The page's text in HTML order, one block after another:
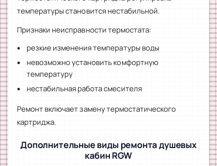
температуры становится нестабильной.
Признаки неисправности термостата:
резкие изменения температуры воды
невозможно установить комфортную
температуру
нестабильная работа смесителя
Ремонт включает замену термостатического
картриджа.
Дополнительные виды ремонта душевых
кабин RGW